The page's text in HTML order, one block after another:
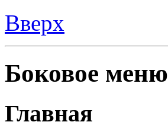
Вверх
Боковое меню
Главная